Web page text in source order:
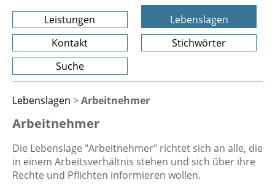
Leistungen
Lebenslagen
Kontakt
Stichwörter
Suche
Lebenslagen >Arbeitnehmer
Arbeitnehmer
Die Lebenslage "Arbeitnehmer" richtet sich an alle, die
in einem Arbeitsverhältnis stehen und sich über ihre
Rechte und Pflichten informieren wollen.